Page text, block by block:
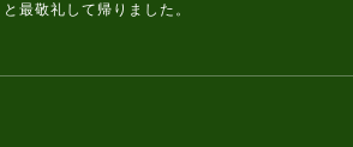
最敬礼して帰りました。